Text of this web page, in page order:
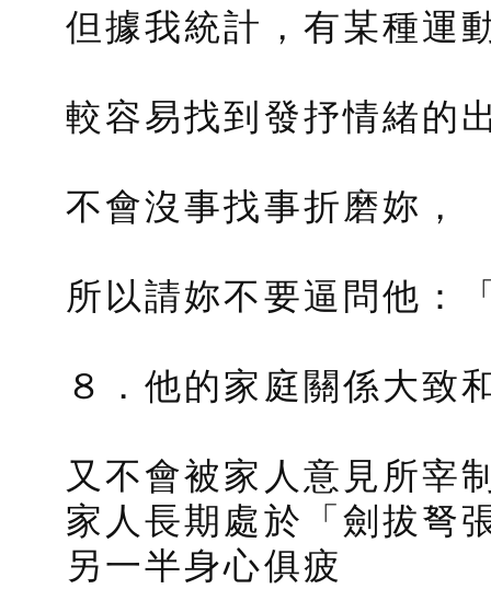
但據我統計，有某種運
較容易找到發抒情緒的
不會沒事找事折磨妳，
所以請妳不要逼問他：
８．他的家庭關係大致
又不會被家人意見所宰
家人長期處於「劍拔弩
另一半身心俱疲